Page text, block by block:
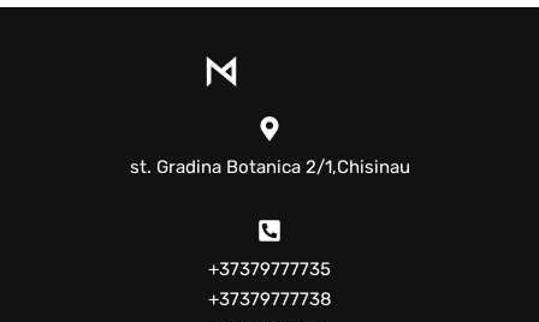
st. Gradina Botanica 2/1,Chisinau
+37379777735
+37379777738